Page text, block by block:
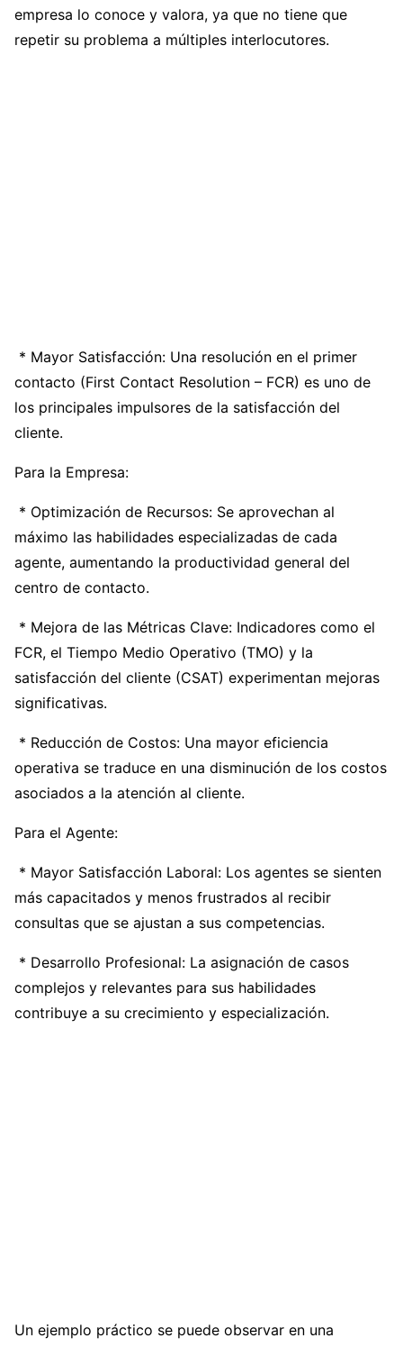
empresa lo conoce y valora, ya que no tiene que
repetir su problema a múltiples interlocutores.
* Mayor Satisfacción: Una resolución en el primer
contacto (First Contact Resolution – FCR) es uno de
los principales impulsores de la satisfacción del
cliente.
Para la Empresa:
* Optimización de Recursos: Se aprovechan al
máximo las habilidades especializadas de cada
agente, aumentando la productividad general del
centro de contacto.
* Mejora de las Métricas Clave: Indicadores como el
FCR, el Tiempo Medio Operativo (TMO) y la
satisfacción del cliente (CSAT) experimentan mejoras
significativas.
* Reducción de Costos: Una mayor eficiencia
operativa se traduce en una disminución de los costos
asociados a la atención al cliente.
Para el Agente:
* Mayor Satisfacción Laboral: Los agentes se sienten
más capacitados y menos frustrados al recibir
consultas que se ajustan a sus competencias.
* Desarrollo Profesional: La asignación de casos
complejos y relevantes para sus habilidades
contribuye a su crecimiento y especialización.
Un ejemplo práctico se puede observar en una